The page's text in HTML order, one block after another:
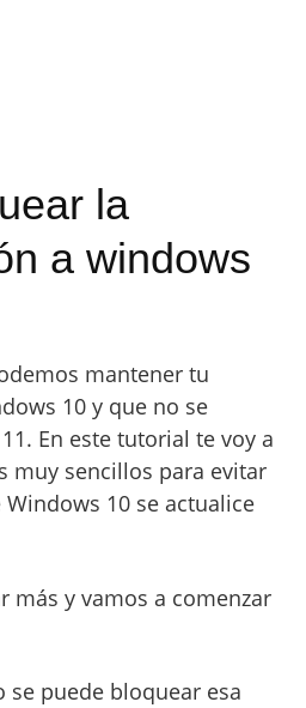
la
a windows
mantener tu
10 y que no se
En este tutorial te voy a
muy sencillos para evitar
10 se actualice
más y vamos a comenzar
se puede bloquear esa